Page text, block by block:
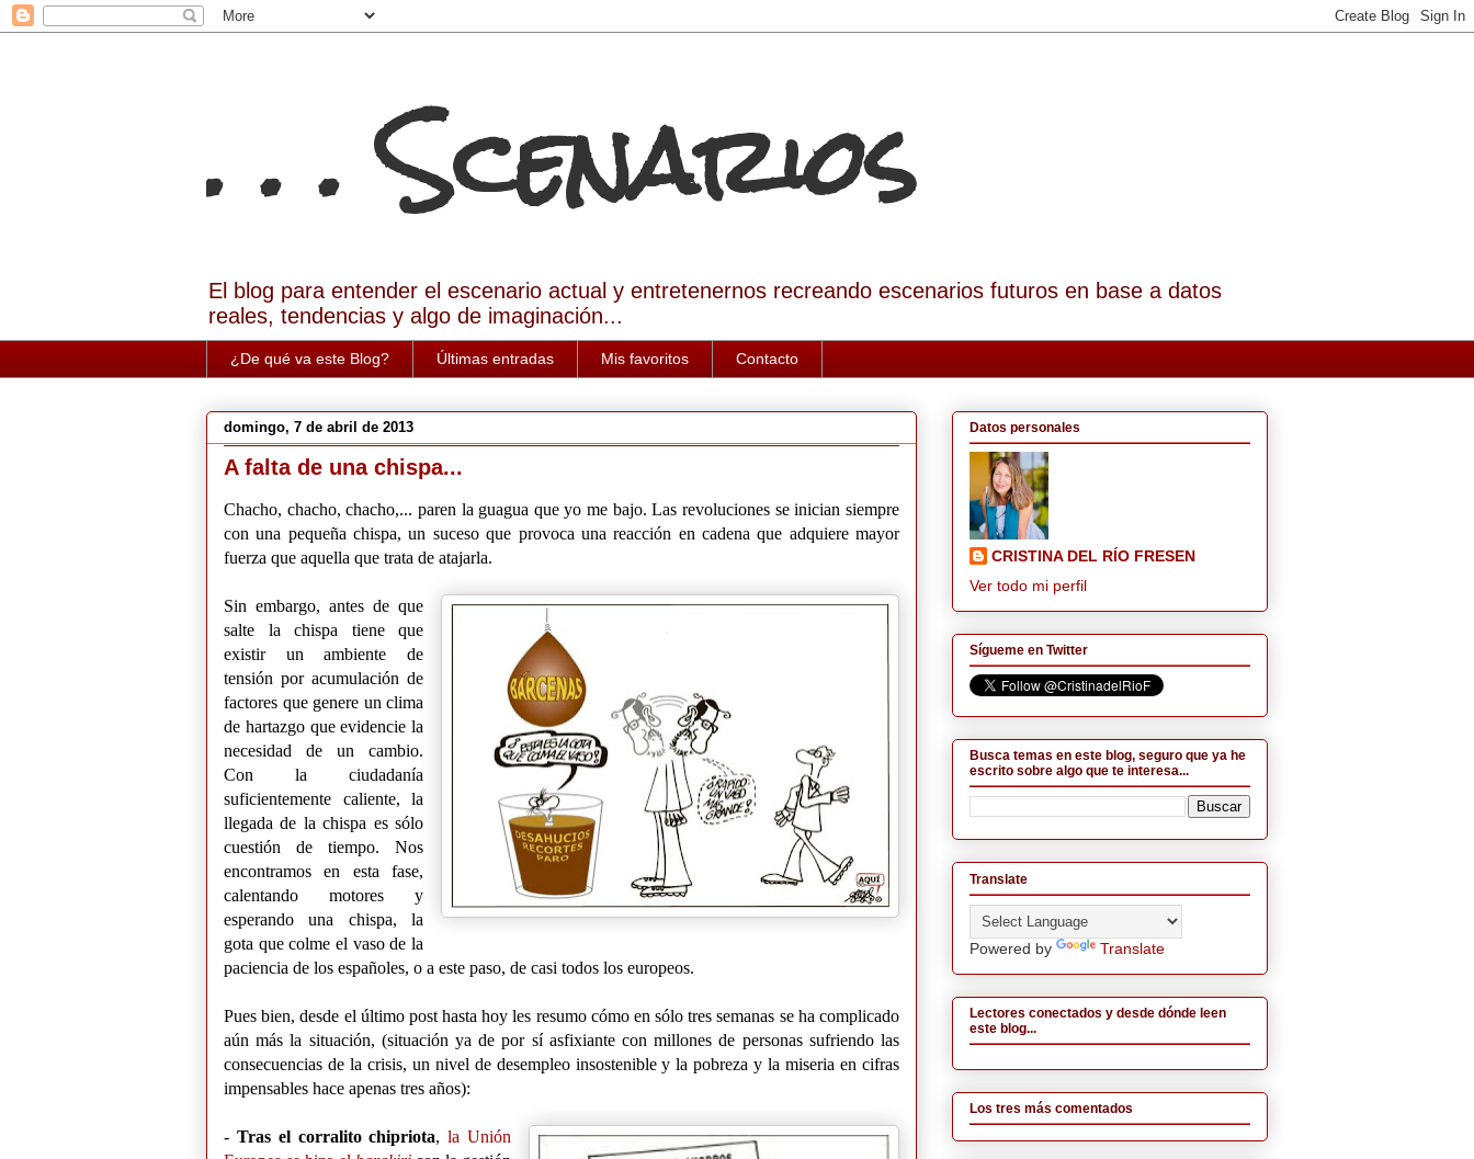
. . . Scenarios
El blog para entender el escenario actual y entretenernos recreando escenarios futuros en base a datos
reales, tendencias y algo de imaginación...
¿De qué va este Blog? Últimas entradas Mis favoritos Contacto
domingo, 7 de abril de 2013
A falta de una chispa...
Chacho, chacho, chacho,... paren la guagua que yo me bajo. Las revoluciones se inician siempre
con una pequeña chispa, un suceso que provoca una reacción en cadena que adquiere mayor
fuerza que aquella que trata de atajarla.
Sin embargo, antes de que
salte la chispa tiene que
existir un ambiente de
tensión por acumulación de
factores que genere un clima
de hartazgo que evidencie la
necesidad de un cambio.
Con la ciudadanía
suficientemente caliente, la
llegada de la chispa es sólo
cuestión de tiempo. Nos
encontramos en esta fase,
calentando motores y
esperando una chispa, la
gota que colme el vaso de la
paciencia de los españoles, o a este paso, de casi todos los europeos.
Pues bien, desde el último post hasta hoy les resumo cómo en sólo tres semanas se ha complicado
aún más la situación, (situación ya de por sí asfixiante con millones de personas sufriendo las
consecuencias de la crisis, un nivel de desempleo insostenible y la pobreza y la miseria en cifras
impensables hace apenas tres años):
- Tras el corralito chipriota,la Unión
Datos personales
CRISTINA DEL RÍO FRESEN
Ver todo mi perfil
Sígueme en Twitter
Busca temas en este blog, seguro que ya he
escrito sobre algo que te interesa...
Translate
Powered by Translate
Lectores conectados y desde dónde leen
este blog...
Los tres más comentados